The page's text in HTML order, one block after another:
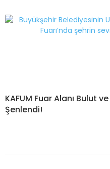
KAFUM Fuar Alanı Bulut
Şenlendi!